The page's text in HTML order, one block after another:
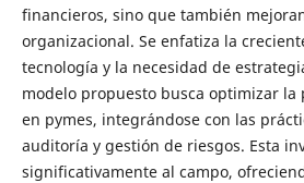
financieros, sino que también
organizacional. Se enfatiza la
tecnología y la necesidad de
modelo propuesto busca optimizar la
en pymes, integrándose con las
auditoría y gestión de riesgos. Esta
significativamente al campo,